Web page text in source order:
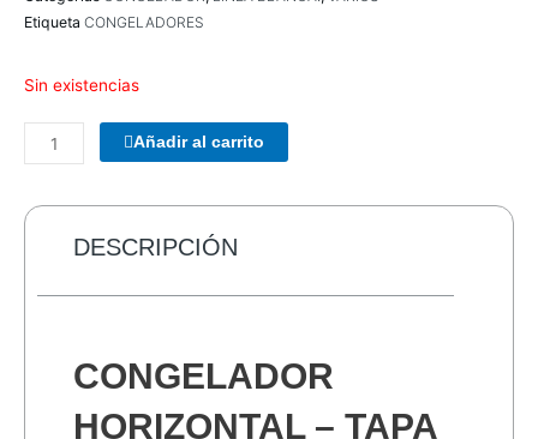
Etiqueta CONGELADORES
Sin existencias
COMBO
TECLADO/MOUSE
178990
INALAMBRICO
Añadir al carrito
DESCRIPCIÓN
CONGELADOR
HORIZONTAL – TAPA